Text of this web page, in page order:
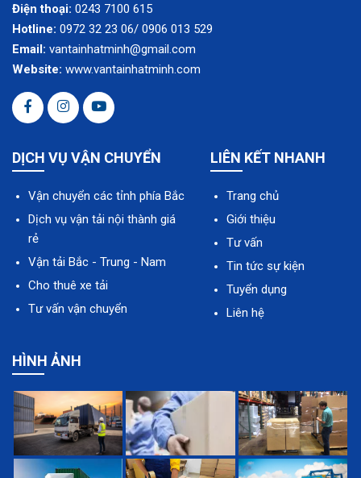
Điện thoại: 0243 7100 615
Hotline: 0972 32 23 06/ 0906 013 529
Email: vantainhatminh@gmail.com
Website: www.vantainhatminh.com
DỊCH VỤ VẬN CHUYỂN
Vận chuyển các tỉnh phía Bắc
Dịch vụ vận tải nội thành giá
rẻ
Vận tải Bắc - Trung - Nam
Cho thuê xe tải
Tư vấn vận chuyển
LIÊN KẾT NHANH
Trang chủ
Giới thiệu
Tư vấn
Tin tức sự kiện
Tuyển dụng
Liên hệ
HÌNH ẢNH